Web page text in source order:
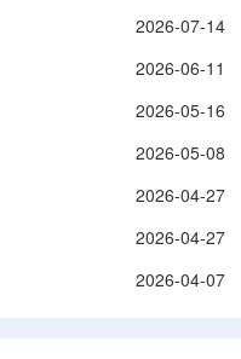
2026-07-14
2026-06-11
2026-05-16
2026-05-08
2026-04-27
2026-04-27
2026-04-07